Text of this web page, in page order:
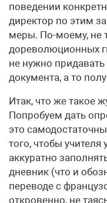
поведении
директор по этим
меры. По-моему, не
дореволюционных
не нужно придавать
документа, а то
Итак, что же такое
Попробуем дать
это
того, чтобы
аккуратно
дневник (что и
переводе с
откровенно, не